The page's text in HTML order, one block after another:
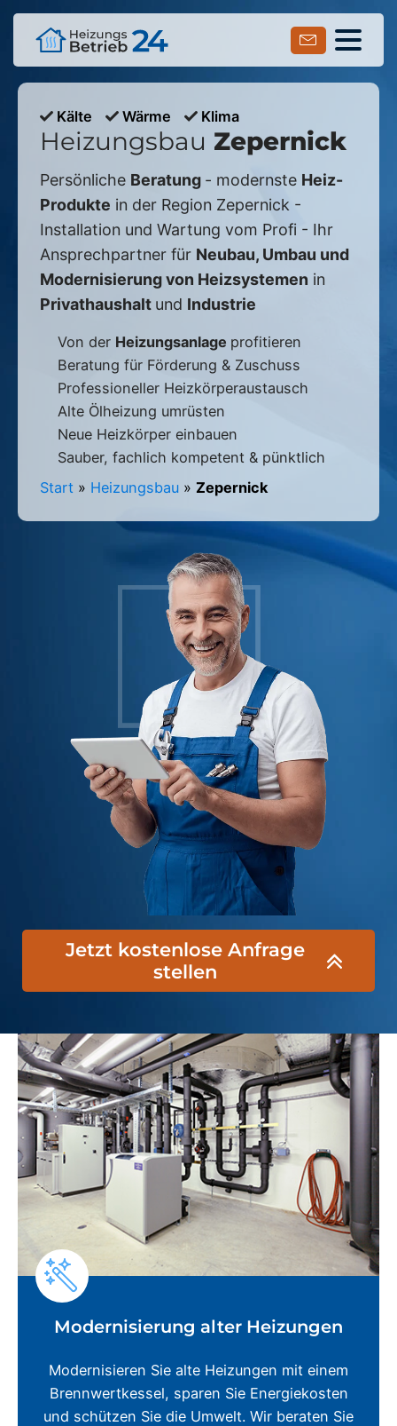
Kälte Wärme Klima
Heizungsbau Zepernick
Persönliche Beratung - modernste Heiz-
Produkte in der Region Zepernick -
Installation und Wartung vom Profi - Ihr
Ansprechpartner für Neubau, Umbau und
Modernisierung von Heizsystemen in
Privathaushalt und Industrie
Von der Heizungsanlage profitieren
Beratung für Förderung & Zuschuss
Professioneller Heizkörperaustausch
Alte Ölheizung umrüsten
Neue Heizkörper einbauen
Sauber, fachlich kompetent & pünktlich
Start » Heizungsbau » Zepernick
Jetzt kostenlose Anfrage
stellen
Modernisierung alter Heizungen
Modernisieren Sie alte Heizungen mit einem
Brennwertkessel, sparen Sie Energiekosten
und schützen Sie die Umwelt. Wir beraten Sie